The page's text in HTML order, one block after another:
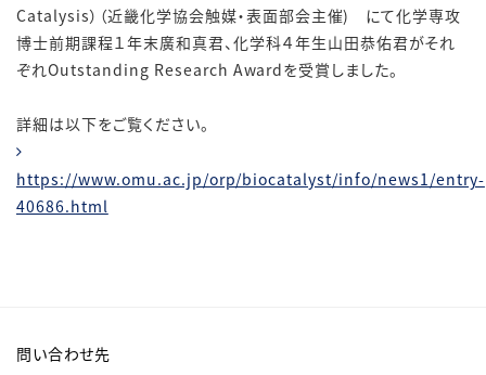
Catalysis）（近畿化学協会触媒・表面部会主催) にて化学専攻
博士前期課程１年末廣和真君、化学科４年生山田恭佑君がそれ
ぞれOutstanding Research Awardを受賞しました。
詳細は以下をご覧ください。
https://www.omu.ac.jp/orp/biocatalyst/info/news1/entry-
40686.html
問い合わせ先